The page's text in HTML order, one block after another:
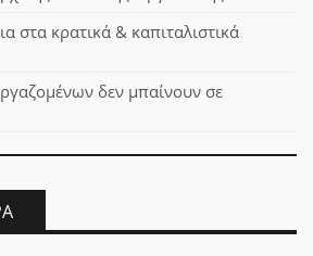
στα κρατικά & καπιταλιστικά
δεν μπαίνουν σε